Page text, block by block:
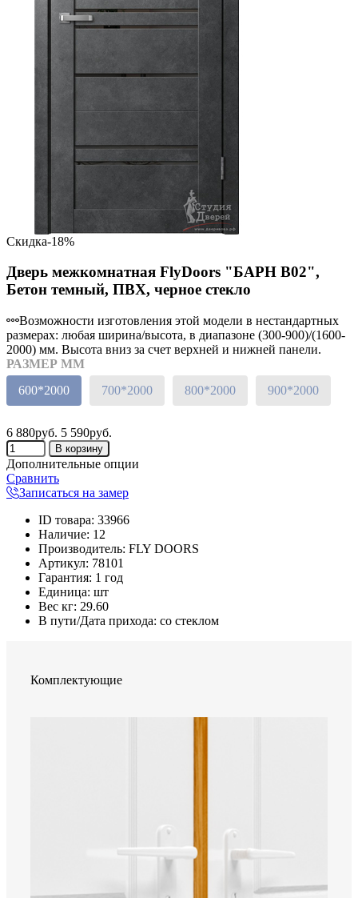
Скидка-18%
Дверь межкомнатная FlyDoors "БАРН В02",
Бетон темный, ПВХ, черное стекло
Возможности изготовления этой модели в нестандартных
размерах: любая ширина/высота, в диапазоне (300-900)/(1600-
2000) мм. Высота вниз за счет верхней и нижней панели.
РАЗМЕР ММ
600*2000
700*2000 800*2000 900*2000
6 880руб. 5 590руб.
Дополнительные опции
Сравнить
Записаться на замер
ID товара: 33966
Наличие: 12
Производитель: FLY DOORS
Артикул: 78101
Гарантия: 1 год
Единица: шт
Вес кг: 29.60
В пути/Дата прихода: со стеклом
Комплектующие